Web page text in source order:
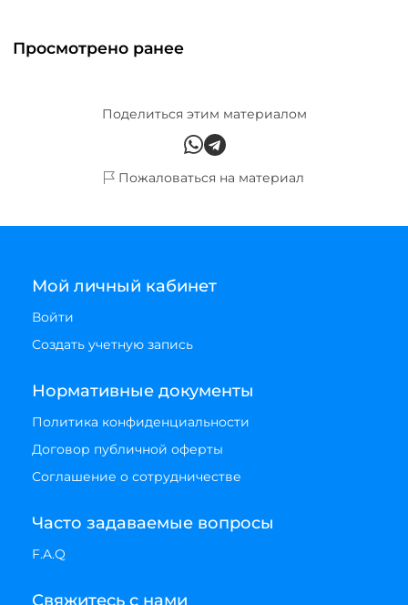
Просмотрено ранее
Поделиться этим материалом
Пожаловаться на материал
Мой личный кабинет
Войти
Создать учетную запись
Нормативные документы
Политика конфиденциальности
Договор публичной оферты
Соглашение о сотрудничестве
Часто задаваемые вопросы
F.A.Q
Свяжитесь с нами